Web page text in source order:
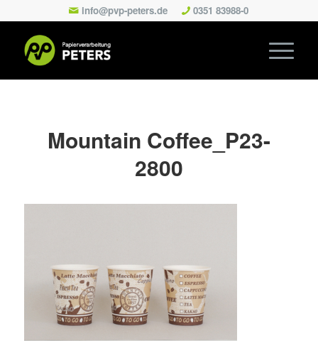
info@pvp-peters.de 0351 83988-0
Mountain Coffee_P23-
2800